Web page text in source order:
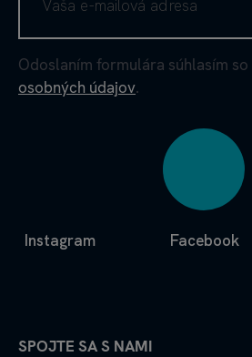
Odoslaním formulára súhlasím so
osobných údajov.
Facebook
Instagram
SPOJTE SA S NAMI